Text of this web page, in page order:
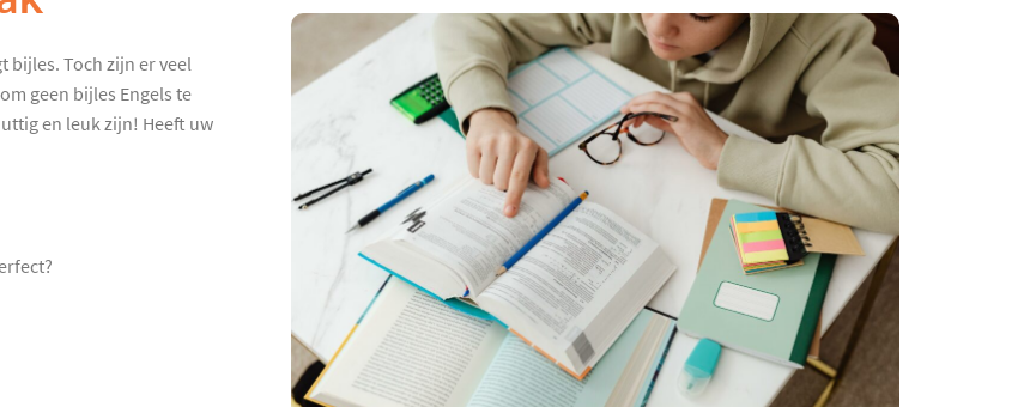
bijles. Toch zijn er veel
geen bijles Engels te
en leuk zijn! Heeft uw